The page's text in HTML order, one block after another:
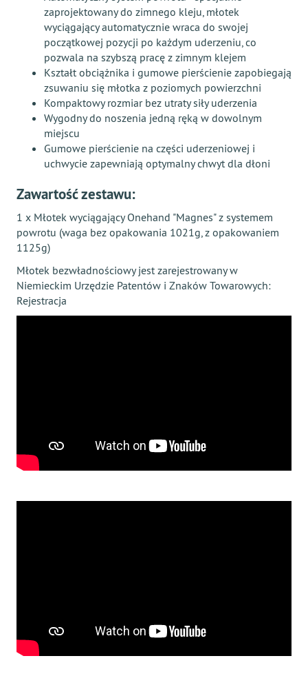
zaprojektowany do zimnego kleju, młotek
wyciągający automatycznie wraca do swojej
początkowej pozycji po każdym uderzeniu, co
pozwala na szybszą pracę z zimnym klejem
Kształt obciążnika i gumowe pierścienie zapobiegają
zsuwaniu się młotka z poziomych powierzchni
Kompaktowy rozmiar bez utraty siły uderzenia
Wygodny do noszenia jedną ręką w dowolnym
miejscu
Gumowe pierścienie na części uderzeniowej i
uchwycie zapewniają optymalny chwyt dla dłoni
Zawartość zestawu:
1 x Młotek wyciągający Onehand "Magnes" z systemem
powrotu (waga bez opakowania 1021g, z opakowaniem
1125g)
Młotek bezwładnościowy jest zarejestrowany w
Niemieckim Urzędzie Patentów i Znaków Towarowych:
Rejestracja